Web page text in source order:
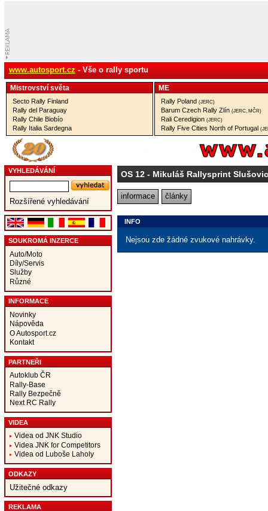
www.autosport.cz - Vše o rally sportu
Mistrovství­ světa
Secto Rally Finland
Rally del Paraguay
Rally Chile Biobío
Rally Italia Sardegna
ME
Rally Poland (JERC)
Barum Czech Rally Zlín (JERC, MČR)
Rali Ceredigion (JERC)
Rally Five Cities North of Portugal
VYHLEDÁVÁNÍ
Rozšířené vyhledávání
SOUKROMÁ INZERCE
Auto/Moto
Díly/Servis
Služby
Různé
INFORMACE
Novinky
Nápověda
O Autosport.cz
Kontakt
PARTNEŘI
Autoklub ČR
Rally-Base
Rally Bezpečně
Next RC Rally
VIDEA
Videa od JNK Studio
Videa JNK for Competitors
Videa od Luboše Laholy
ODKAZY
Užitečné odkazy
REKLAMA
OS 12- Mikuláš Rallysprint
informace články
INFO
Nejsou zde žádné zvukové nahrávky.